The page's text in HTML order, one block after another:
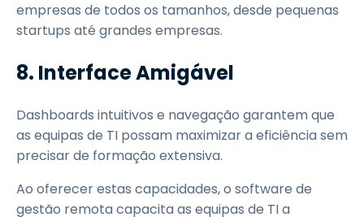
empresas de todos os tamanhos, desde pequenas
startups até grandes empresas.
8. Interface Amigável
Dashboards intuitivos e navegação garantem que
as equipas de TI possam maximizar a eficiência sem
precisar de formação extensiva.
Ao oferecer estas capacidades, o software de
gestão remota capacita as equipas de TI a